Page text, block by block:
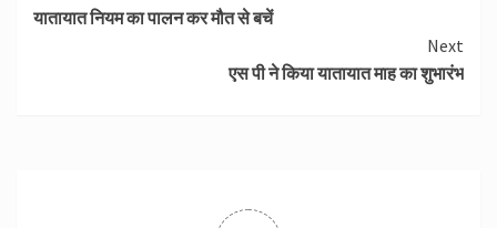
Reading
यातायात नियम का पालन कर मौत से बचें
Next
एस पी ने किया यातायात माह का शुभारंभ